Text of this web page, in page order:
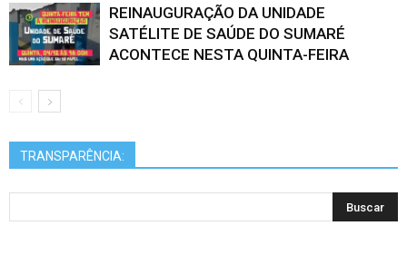
REINAUGURAÇÃO DA UNIDADE
SATÉLITE DE SAÚDE DO SUMARÉ
ACONTECE NESTA QUINTA-FEIRA
TRANSPARÊNCIA: